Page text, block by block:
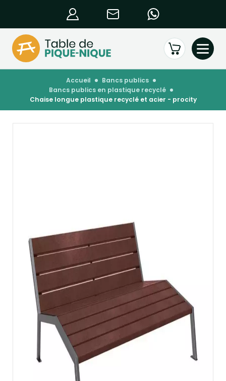
accueil
bancs publics
bancs publics en plastique recyclé
chaise longue plastique recyclé et acier - procity